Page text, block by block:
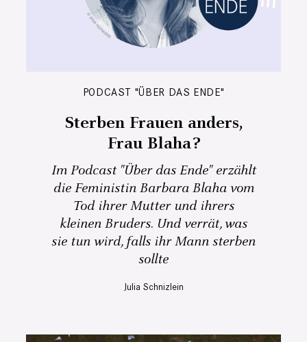
PODCAST "ÜBER DAS ENDE"
Sterben Frauen anders,
Frau Blaha?
Im Podcast "Über das Ende" erzählt
die Feministin Barbara Blaha vom
Tod ihrer Mutter und ihrers
kleinen Bruders. Und verrät, was
sie tun wird, falls ihr Mann sterben
sollte
Julia Schnizlein